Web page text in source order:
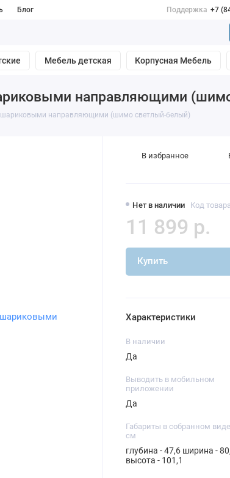
Блог Поддержка +7
Мебель детская Корпусная Мебель
направляющими
шариковыми направляющими (шимо светлый-белый)
Нет в наличии Код
11 899 р.
Купить
В избранное
Характеристики
В наличии
Да
Выводить в мобильном
приложении
Да
Габариты в собранном
см
глубина - 47,6 ширина -
высота - 101,1